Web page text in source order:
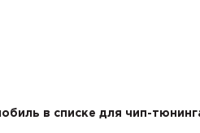
в списке для чип-